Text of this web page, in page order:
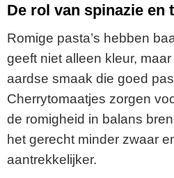
De rol van spinazie en
Romige pasta’s hebben
geeft niet alleen kleur,
aardse smaak die goed
Cherrytomaatjes zorgen
de romigheid in balans
het gerecht minder zwaar
aantrekkelijker.